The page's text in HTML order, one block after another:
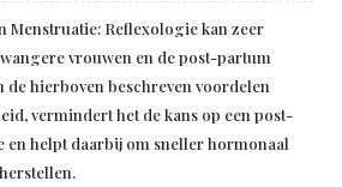
Menstruatie: Reflexologie kan zeer
vrouwen en de post-partum
de hierboven beschreven voordelen
vermindert het de kans op een post-
en helpt daarbij om sneller hormonaal